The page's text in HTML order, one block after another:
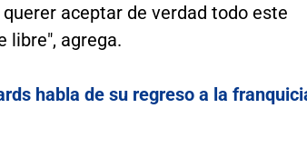
aceptar de verdad todo este
libre", agrega.
habla de su regreso a la